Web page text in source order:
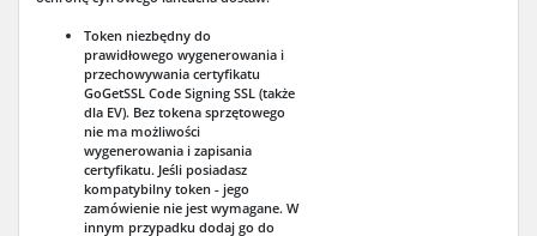
Token niezbędny do
prawidłowego wygenerowania i
przechowywania certyfikatu
GoGetSSL Code Signing SSL (także
dla EV). Bez tokena sprzętowego
nie ma możliwości
wygenerowania i zapisania
certyfikatu. Jeśli posiadasz
kompatybilny token - jego
zamówienie nie jest wymagane. W
innym przypadku dodaj go do